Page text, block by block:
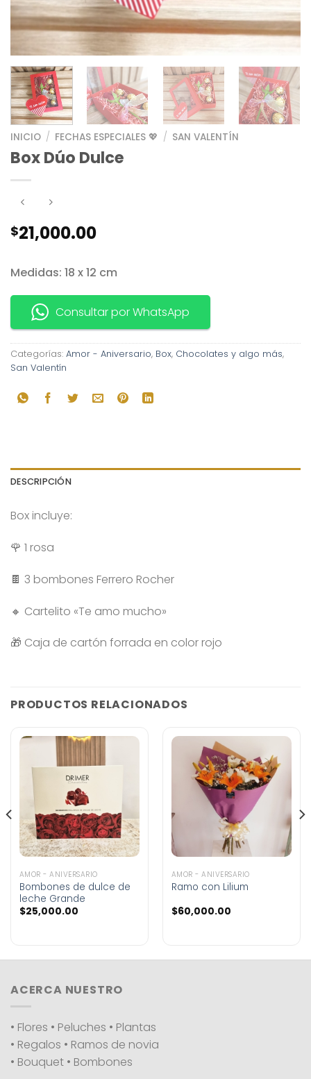
INICIO / FECHAS ESPECIALES 💖 / SAN VALENTÍN
Box Dúo Dulce
$21,000.00
Medidas: 18 x 12 cm
Consultar por WhatsApp
Categorías: Amor - Aniversario, Box, Chocolates y algo más,
San Valentín
DESCRIPCIÓN
Box incluye:
🌹 1 rosa
🍫 3 bombones Ferrero Rocher
🔸 Cartelito «Te amo mucho»
🎁 Caja de cartón forrada en color rojo
PRODUCTOS RELACIONADOS
AMOR - ANIVERSARIO
Bombones de dulce de
leche Grande
$25,000.00
AMOR - ANIVERSARIO
Ramo con Lilium
$60,000.00
ACERCA NUESTRO
• Flores • Peluches • Plantas
• Regalos • Ramos de novia
• Bouquet • Bombones